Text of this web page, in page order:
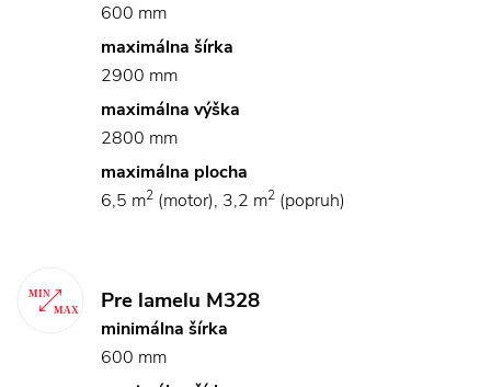
600 mm
maximálna šírka
2900 mm
maximálna výška
2800 mm
maximálna plocha
6,5 m2 (motor), 3,2 m2 (popruh)
Pre lamelu M328
minimálna šírka
600 mm